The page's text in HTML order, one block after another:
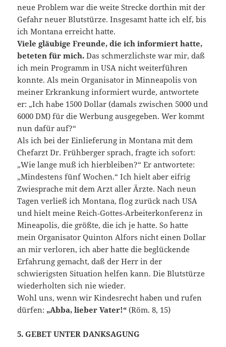
neue Problem war die weite Strecke dorthin mit der
Gefahr neuer Blutstürze. Insgesamt hatte ich elf, bis
ich Montana erreicht hatte.
Viele gläubige Freunde, die ich informiert hatte,
beteten für mich. Das schmerzlichste war mir, daß
ich mein Programm in USA nicht weiterführen
konnte. Als mein Organisator in Minneapolis von
meiner Erkrankung informiert wurde, antwortete
er: „Ich habe 1500 Dollar (damals zwischen 5000 und
6000 DM) für die Werbung ausgegeben. Wer kommt
nun dafür auf?“
Als ich bei der Einlieferung in Montana mit dem
Chefarzt Dr. Frühberger sprach, fragte ich sofort:
„Wie lange muß ich hierbleiben?“ Er antwortete:
„Mindestens fünf Wochen.“ Ich hielt aber eifrig
Zwiesprache mit dem Arzt aller Ärzte. Nach neun
Tagen verließ ich Montana, flog zurück nach USA
und hielt meine Reich‑Gottes‑Arbeiterkonferenz in
Mineapolis, die größte, die ich je hatte. So hatte
mein Organisator Quinton Alfors nicht einen Dollar
an mir verloren, ich aber hatte die beglückende
Erfahrung gemacht, daß der Herr in der
schwierigsten Situation helfen kann. Die Blutstürze
wiederholten sich nie wieder.
Wohl uns, wenn wir Kindesrecht haben und rufen
dürfen: „Abba, lieber Vater!“ (Röm. 8, 15)
5. GEBET UNTER DANKSAGUNG